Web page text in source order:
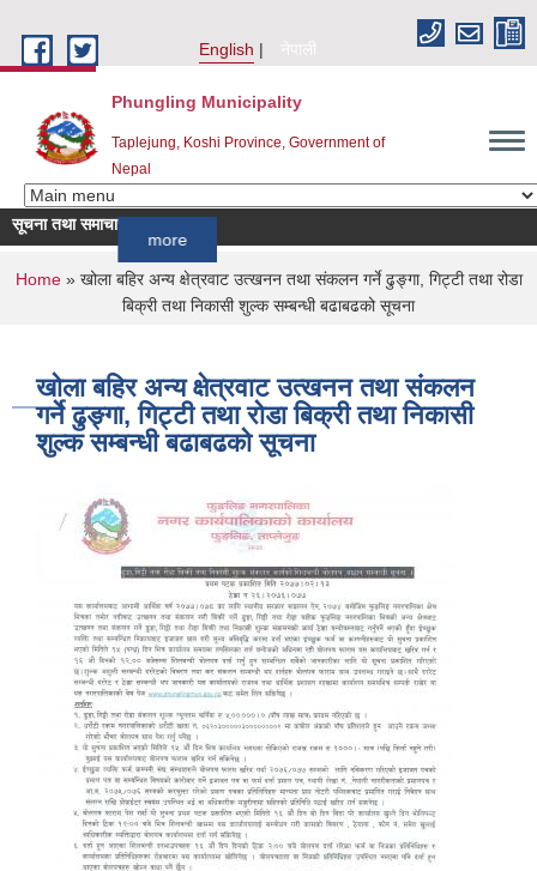
English
नेपाली
Phungling Municipality
Taplejung, Koshi Province, Government of
Nepal
सूचना तथा समाचार
You are here
Home» खोला बहिर अन्य क्षेत्रवाट उत्खनन तथा संकलन गर्ने ढुङ्गा, गिट्टी तथा रोडा
बिक्री तथा निकासी शुल्क सम्बन्धी बढाबढको सूचना
खोला बहिर अन्य क्षेत्रवाट उत्खनन तथा संकलन
गर्ने ढुङ्गा, गिट्टी तथा रोडा बिक्री तथा निकासी
शुल्क सम्बन्धी बढाबढको सूचना